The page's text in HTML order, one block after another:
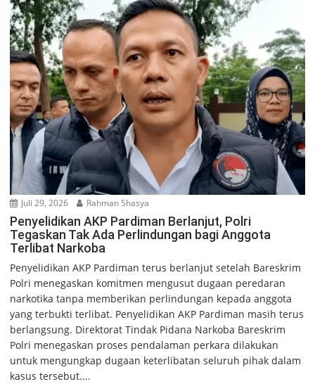
Juli 29, 2026 Rahman Shasya
Penyelidikan AKP Pardiman Berlanjut, Polri
Tegaskan Tak Ada Perlindungan bagi Anggota
Terlibat Narkoba
Penyelidikan AKP Pardiman terus berlanjut setelah Bareskrim
Polri menegaskan komitmen mengusut dugaan peredaran
narkotika tanpa memberikan perlindungan kepada anggota
yang terbukti terlibat. Penyelidikan AKP Pardiman masih terus
berlangsung. Direktorat Tindak Pidana Narkoba Bareskrim
Polri menegaskan proses pendalaman perkara dilakukan
untuk mengungkap dugaan keterlibatan seluruh pihak dalam
kasus tersebut....